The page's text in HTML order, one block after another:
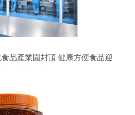
品產業園封頂 健康方便食品迎